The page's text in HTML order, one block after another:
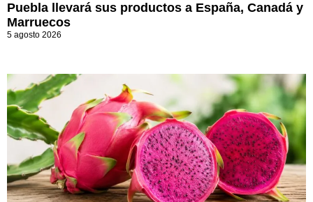
Puebla llevará sus productos a España, Canadá y
Marruecos
5 agosto 2026